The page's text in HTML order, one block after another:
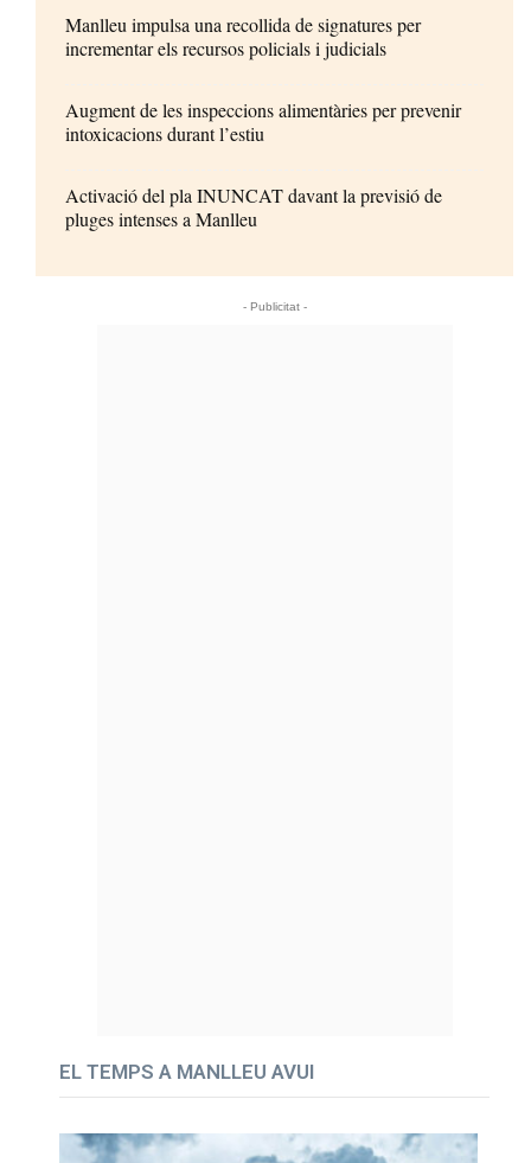
Manlleu impulsa una recollida de signatures per
incrementar els recursos policials i judicials
Augment de les inspeccions alimentàries per prevenir
intoxicacions durant l’estiu
Activació del pla INUNCAT davant la previsió de
pluges intenses a Manlleu
- Publicitat -
EL TEMPS A MANLLEU AVUI